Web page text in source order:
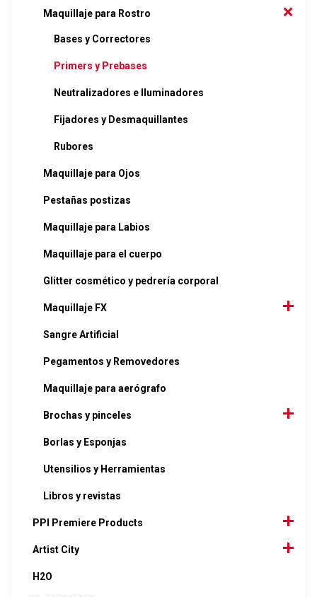
Maquillaje para Rostro
Bases y Correctores
Primers y Prebases
Neutralizadores e Iluminadores
Fijadores y Desmaquillantes
Rubores
Maquillaje para Ojos
Pestañas postizas
Maquillaje para Labios
Maquillaje para el cuerpo
Glitter cosmético y pedrería corporal
Maquillaje FX
Sangre Artificial
Pegamentos y Removedores
Maquillaje para aerógrafo
Brochas y pinceles
Borlas y Esponjas
Utensilios y Herramientas
Libros y revistas
PPI Premiere Products
Artist City
H2O